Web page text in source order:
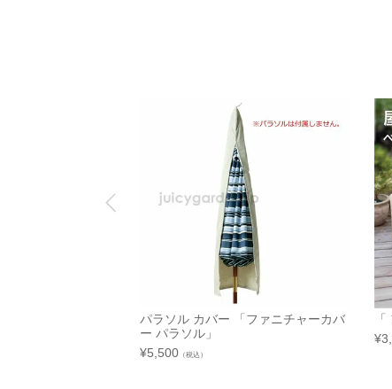
パラソル カバー 「ファニチャーカバ
ー パラソル」
¥5,500（税込）
¥